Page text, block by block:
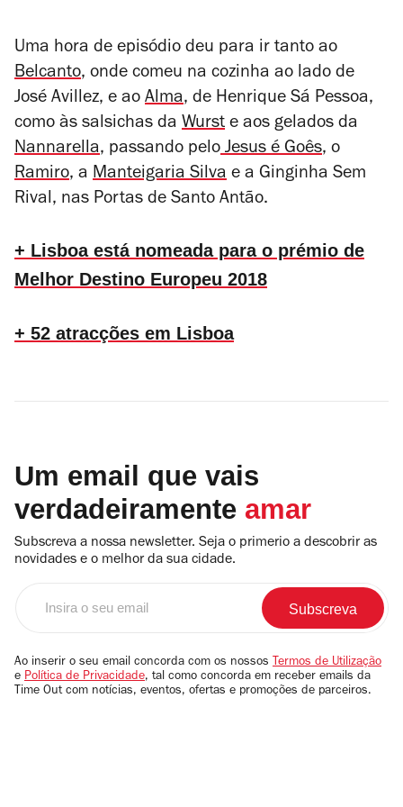
Uma hora de episódio deu para ir tanto ao
Belcanto, onde comeu na cozinha ao lado de
José Avillez, e ao Alma, de Henrique Sá Pessoa,
como às salsichas da Wurst e aos gelados da
Nannarella, passando peloJesus é Goês, o
Ramiro, a Manteigaria Silva e a Ginginha Sem
Rival, nas Portas de Santo Antão.
+ Lisboa está nomeada para o prémio de
Melhor Destino Europeu 2018
+ 52 atracções em Lisboa
Um email que vais
verdadeiramente amar
Subscreva a nossa newsletter. Seja o primerio a descobrir as
novidades e o melhor da sua cidade.
email
Ao inserir o seu email concorda com os nossos Termos de Utilização
e Política de Privacidade, tal como concorda em receber emails da
Time Out com notícias, eventos, ofertas e promoções de parceiros.